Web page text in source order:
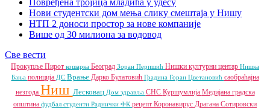
Повређена тројица младића у удесу
Нови студентски дом мења слику смештаја у Нишу
НТП 2 доноси простор за нове компаније
Више од 30 милиона за водовод
Све вести
Прокупље Пирот кошарка Београд Зоран Перишић Нишки културни центар Нишка
Бања полиција ДС Врање Дарко Булатовић Градина Горан Цветановић саобраћајна
незгода Ниш Лесковац Дом здравља СНС Куршумлија Медијана градска
општина фудбал студенти Раднички ФК рецепт Коронавирус Драгана Сотировски